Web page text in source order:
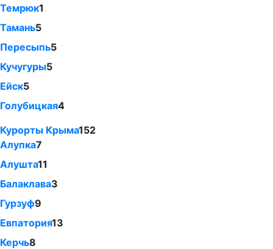
Темрюк1
Тамань5
Пересыпь5
Кучугуры5
Ейск5
Голубицкая4
Курорты Крыма152
Алупка7
Алушта11
Балаклава3
Гурзуф9
Евпатория13
Керчь8